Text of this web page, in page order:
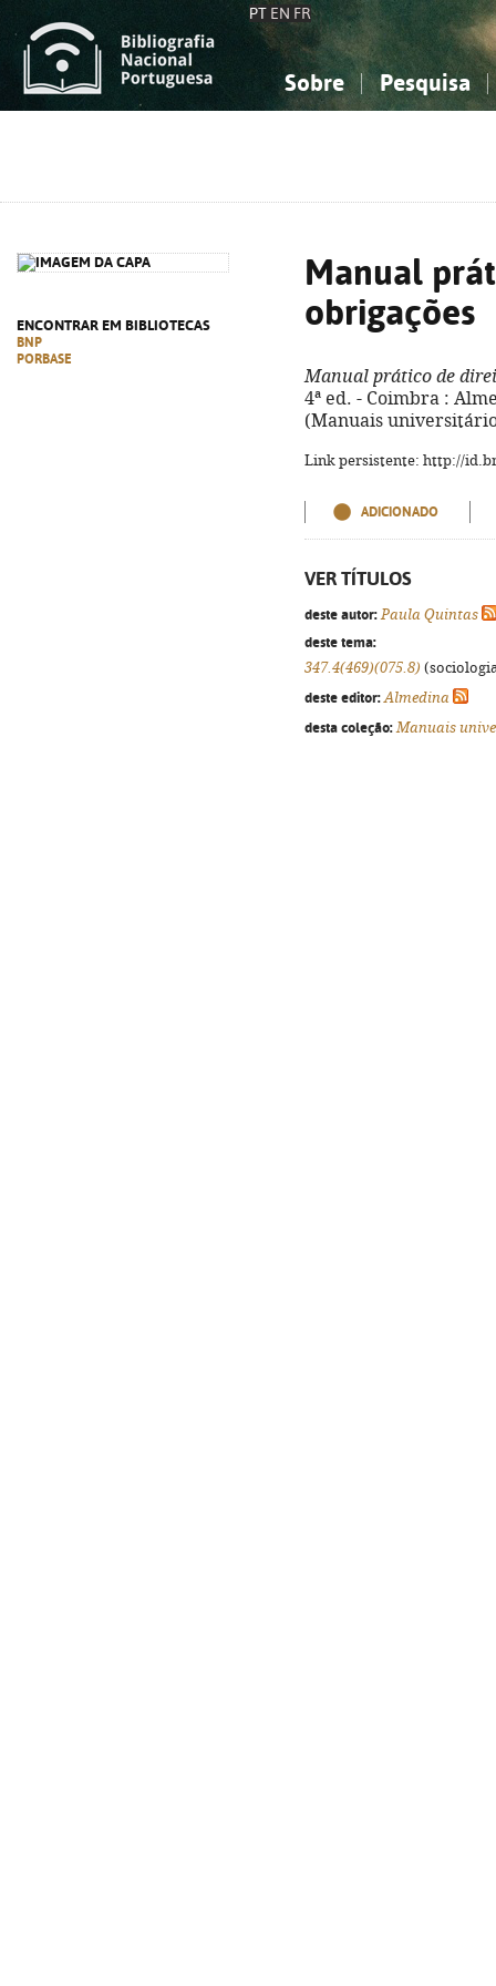
PT EN FR
Sobre Pesquisa
ENCONTRAR EM BIBLIOTECAS
BNP
PORBASE
Manual
obrigações
Manual prático de
4ª ed. - Coimbra :
(Manuais
Link persistente: http://
ADICIONADO
VER TÍTULOS
deste autor: Paula Quintas
deste tema:
347.4(469)(075.8)
deste editor: Almedina
desta coleção: Manuais